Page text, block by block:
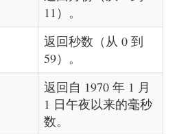
11）。
返回秒数（从 0 到
59）。
返回自 1970 年 1 月
1 日午夜以来的毫秒
数。